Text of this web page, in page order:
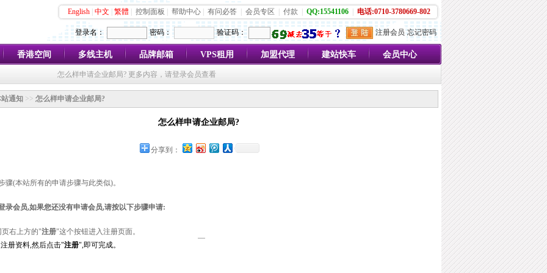
English 中文 繁體 控制面板 帮助中心 有问必答 会员专区 付款 QQ:15541106 电话:0710-3780669-802
登录名： 密码： 验证码： 注册会员 忘记密码
香港空间 多线主机 品牌邮箱 VPS租用 加盟代理 建站快车 会员中心
怎么样申请企业邮局? 更多内容，请登录会员查看
通知 >> 怎么样申请企业邮局?
怎么样申请企业邮局?
分享到：
骤(本站所有的申请步骤与此类似)。
录会员,如果您还没有申请会员,请按以下步骤申请:
右上方的"注册"这个按钮进入注册页面。
册资料,然后点击"注册",即可完成。